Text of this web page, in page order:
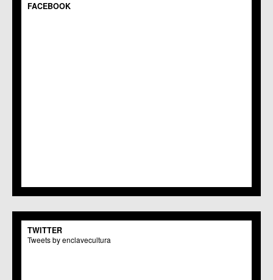
C.C.S. La Paz
C.M. El Carmen
Centros Culturales
C.C. Puertas de Castilla
FACEBOOK
TWITTER
Tweets by enclavecultura